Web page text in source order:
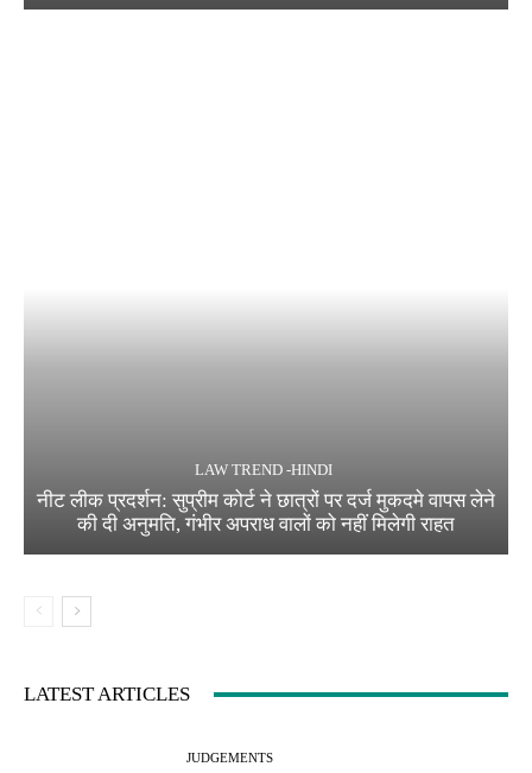
LAW TREND -HINDI
नीट लीक प्रदर्शन: सुप्रीम कोर्ट ने छात्रों पर दर्ज मुकदमे वापस लेने
की दी अनुमति, गंभीर अपराध वालों को नहीं मिलेगी राहत
LATEST ARTICLES
JUDGEMENTS